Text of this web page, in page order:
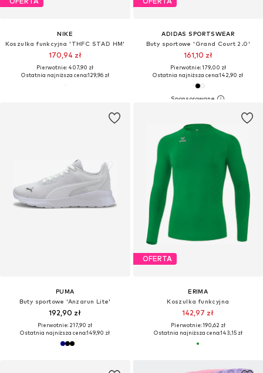
NIKE
Koszulka funkcyjna 'THFC STAD HM'
170,94 zł
Pierwotnie: 407,90 zł
Ostatnia najniższa cena:129,96 zł
ADIDAS SPORTSWEAR
Buty sportowe 'Grand Court 2.0'
161,10 zł
Pierwotnie: 179,00 zł
Ostatnia najniższa cena:142,90 zł
PUMA
Buty sportowe 'Anzarun Lite'
192,90 zł
Pierwotnie: 217,90 zł
Ostatnia najniższa cena:149,90 zł
OFERTA
ERIMA
Koszulka funkcyjna
142,97 zł
Pierwotnie: 190,62 zł
Ostatnia najniższa cena:143,15 zł